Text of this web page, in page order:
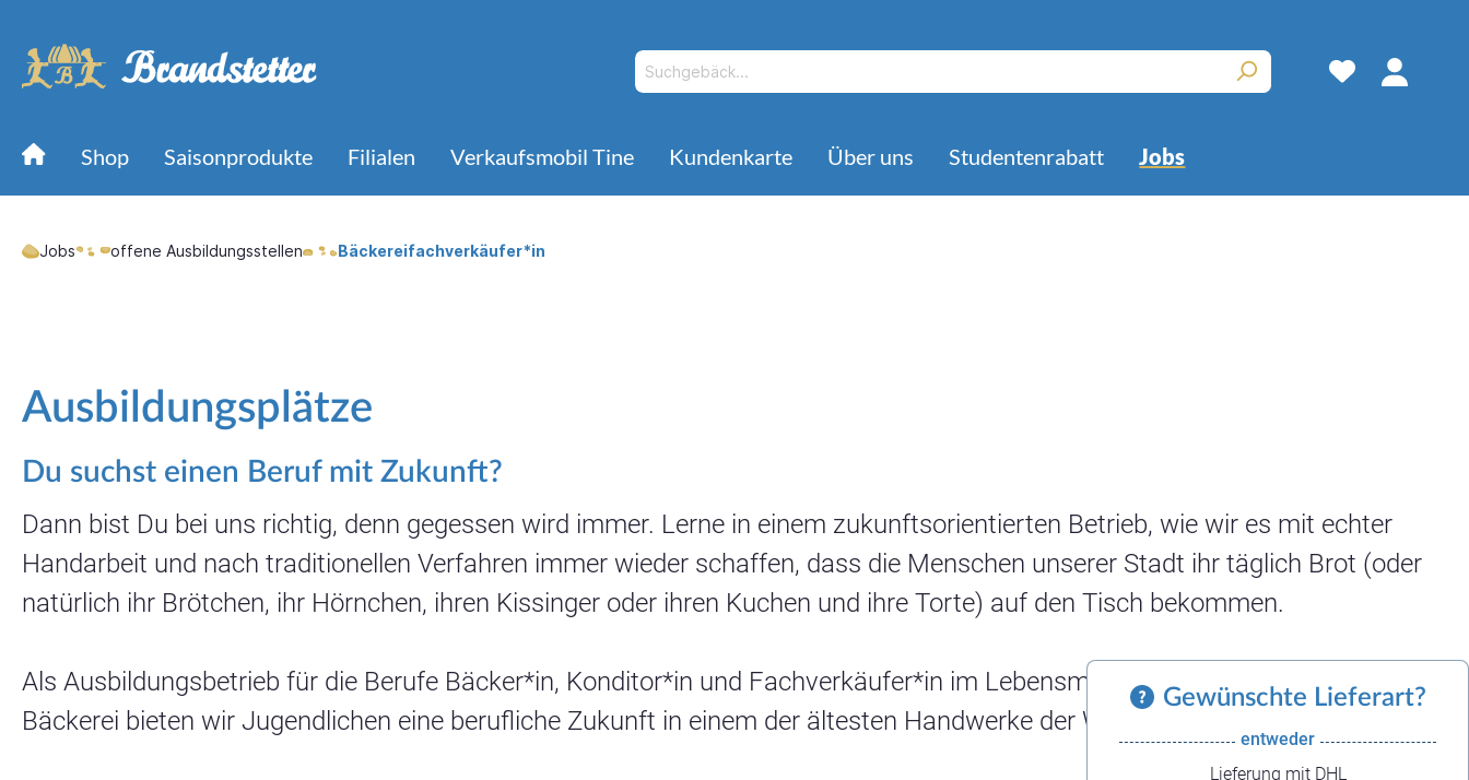
Shop Saisonprodukte Filialen Verkaufsmobil Tine Kundenkarte Über uns Studentenrabatt Jobs
Partygebäck Snacks
Erdbeergebäck
Krapfen
Neujahr
Dauerbackwaren
Dessertteilchen
Zur Kategorie Jobs
Verkaufsfahrer*in als Minijob
Konditor (m/w/d)
Initiativbewerbung
Jobs offene Ausbildungsstellen Bäckereifachverkäufer*in
Ausbildungsplätze
Du suchst einen Beruf mit Zukunft?
Dann bist Du bei uns richtig, denn gegessen wird immer. Lerne in einem zukunftsorientierten Betrieb, wie wir es mit echter
Handarbeit und nach traditionellen Verfahren immer wieder schaffen, dass die Menschen unserer Stadt ihr täglich Brot (oder
natürlich ihr Brötchen, ihr Hörnchen, ihren Kissinger oder ihren Kuchen und ihre Torte) auf den Tisch bekommen.
Als Ausbildungsbetrieb für die Berufe Bäcker*in, Konditor*in und Fachverkäufer*in im Lebensmittelhandwerk/Schwerpunkt
Bäckerei bieten wir Jugendlichen eine berufliche Zukunft in einem der ältesten Handwerke der Welt.
Gewünschte Lieferart?
entweder
Lieferung mit DHL